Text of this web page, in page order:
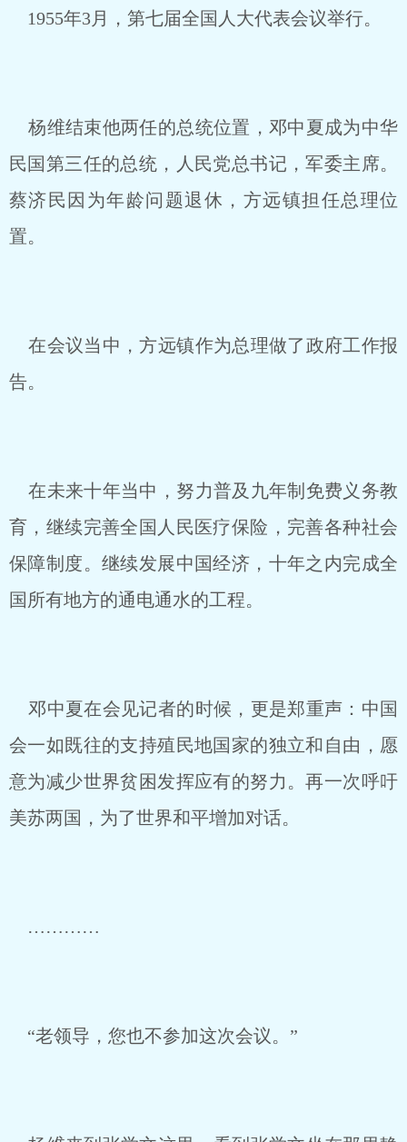
1955年3月，第七届全国人大代表会议举行。
杨维结束他两任的总统位置，邓中夏成为中华
民国第三任的总统，人民党总书记，军委主席。
蔡济民因为年龄问题退休，方远镇担任总理位
置。
在会议当中，方远镇作为总理做了政府工作报
告。
在未来十年当中，努力普及九年制免费义务教
育，继续完善全国人民医疗保险，完善各种社会
保障制度。继续发展中国经济，十年之内完成全
国所有地方的通电通水的工程。
邓中夏在会见记者的时候，更是郑重声：中国
会一如既往的支持殖民地国家的独立和自由，愿
意为减少世界贫困发挥应有的努力。再一次呼吁
美苏两国，为了世界和平增加对话。
…………
“老领导，您也不参加这次会议。”